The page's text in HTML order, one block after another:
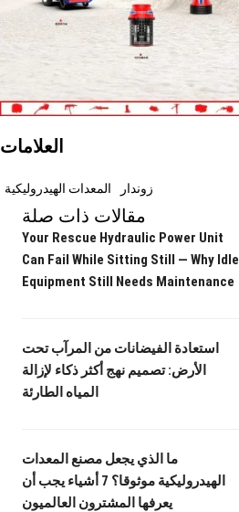
العلامات
المعدات الهيدروليكية زوندار
مقالات ذات صلة
Your Rescue Hydraulic Power Unit
Can Fail While Sitting Still — Why Idle
Equipment Still Needs Maintenance
استعادة الفيضانات من المرآب تحت
الأرض: تصميم نهج أكثر ذكاء لإزالة
المياه الطارئة
ما الذي يجعل مصنع المعدات
الهيدروليكية موثوقا؟ 7 أشياء يجب أن
يعرفها المشترون العالميون